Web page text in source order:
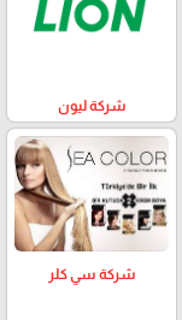
شركة ليون
شركة سي كلر